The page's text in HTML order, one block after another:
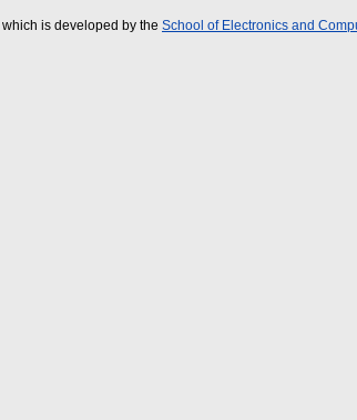
which is developed by the School of Electronics and